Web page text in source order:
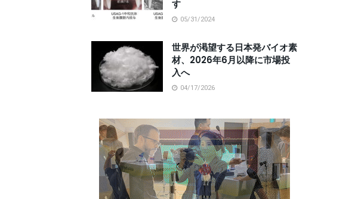
す
05/31/2024
世界が渇望する日本発バイオ素
材、2026年6月以降に市場投
入へ
04/17/2026